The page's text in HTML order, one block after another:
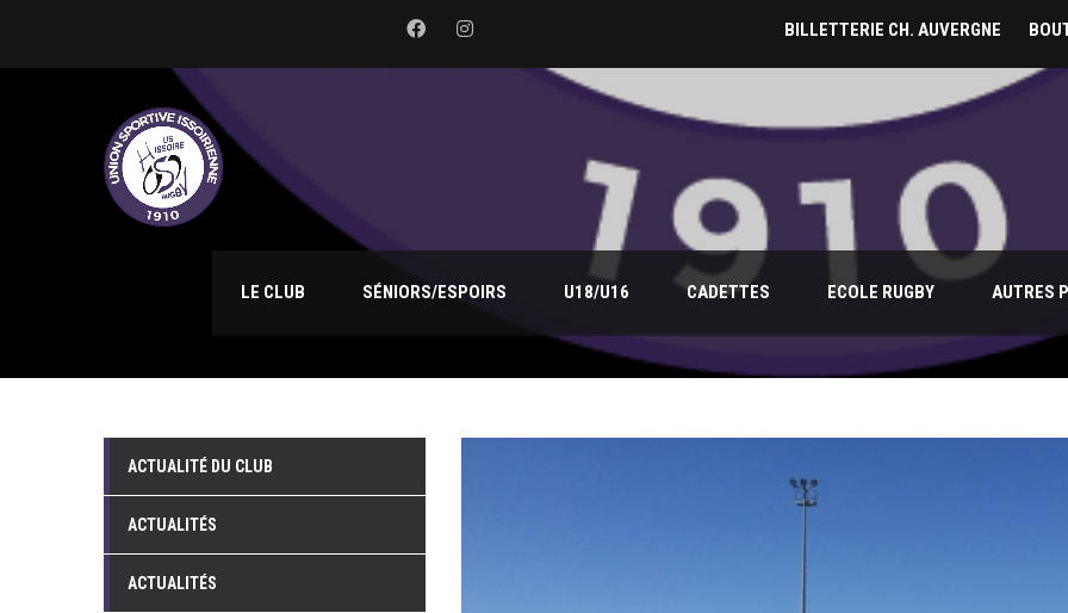
BILLETTERIE CH. AUVERGNE
LE CLUB SÉNIORS/ESPOIRS U18/U16 CADETTES ECOLE RUGBY AUTRES
ACTUALITÉ DU CLUB
ACTUALITÉS
ACTUALITÉS